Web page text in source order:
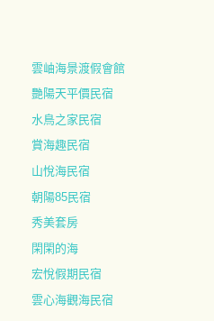
雲岫海景渡假會館
艷陽天平價民宿
水鳥之家民宿
賞海趣民宿
山悅海民宿
朝陽85民宿
秀美套房
閑閑的海
宏悅假期民宿
雲心海觀海民宿